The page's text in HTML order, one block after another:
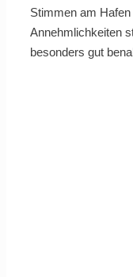
Stimmen am
Annehmlichkeiten
besonders gut